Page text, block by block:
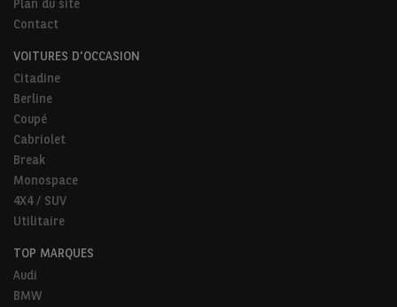
Plan du site
Contact
VOITURES D'OCCASION
Citadine
Berline
Coupé
Cabriolet
Break
Monospace
4X4 / SUV
Utilitaire
TOP MARQUES
Audi
BMW